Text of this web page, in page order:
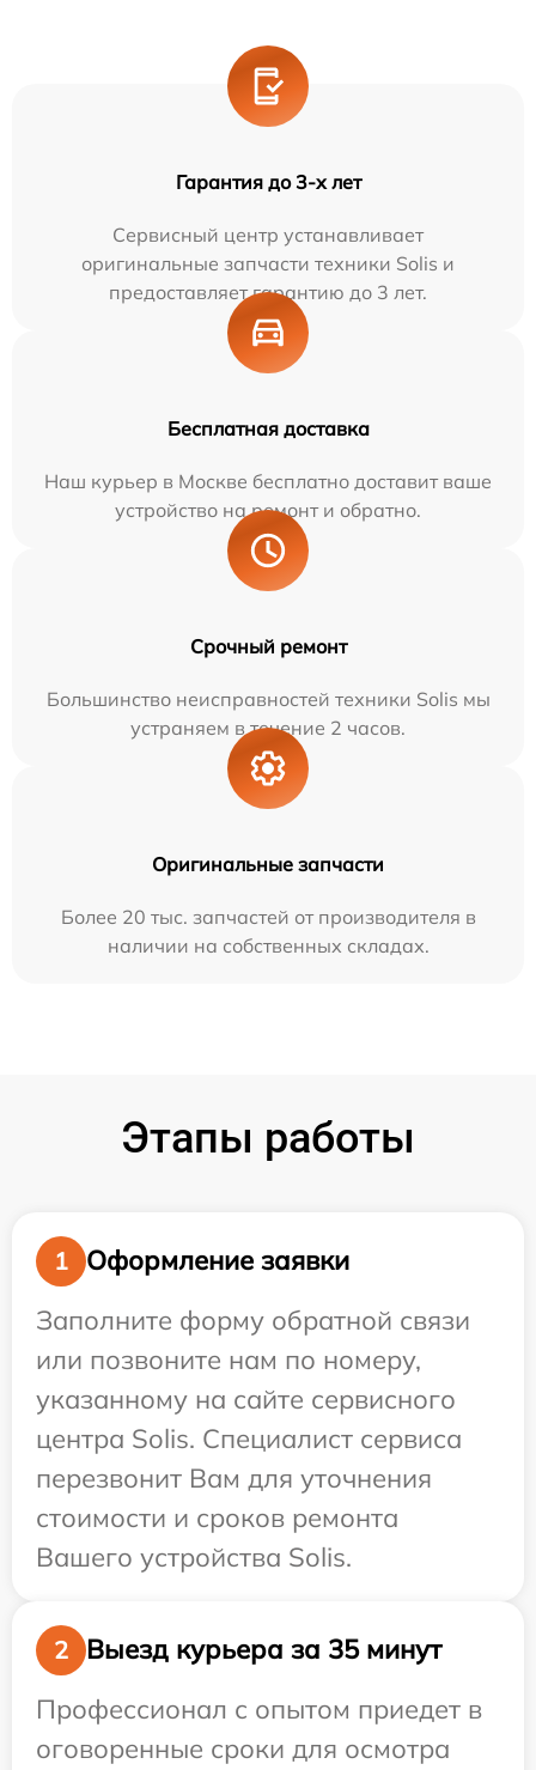
Гарантия до 3-х лет
Сервисный центр устанавливает
оригинальные запчасти техники Solis и
предоставляет гарантию до 3 лет.
Бесплатная доставка
Наш курьер в Москве бесплатно доставит ваше
устройство на ремонт и обратно.
Срочный ремонт
Большинство неисправностей техники Solis мы
устраняем в течение 2 часов.
Оригинальные запчасти
Более 20 тыс. запчастей от производителя в
наличии на собственных складах.
Этапы работы
1
Оформление заявки
Заполните форму обратной связи
или позвоните нам по номеру,
указанному на сайте сервисного
центра Solis. Специалист сервиса
перезвонит Вам для уточнения
стоимости и сроков ремонта
Вашего устройства Solis.
2
Выезд курьера за 35 минут
Профессионал с опытом приедет в
оговоренные сроки для осмотра